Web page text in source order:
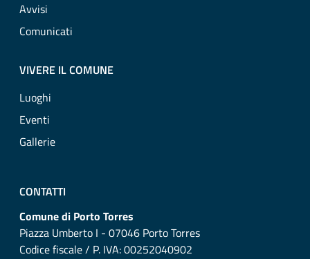
Avvisi
Comunicati
VIVERE IL COMUNE
Luoghi
Eventi
Gallerie
CONTATTI
Comune di Porto Torres
Piazza Umberto I - 07046 Porto Torres
Codice fiscale / P. IVA: 00252040902